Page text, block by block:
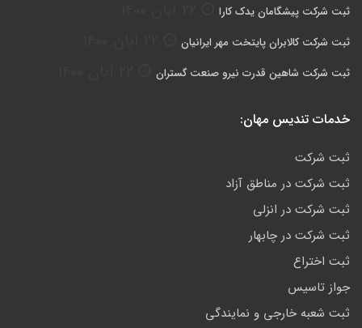
ثبت شرکت پیشگامان یدک کارا
ثبت شرکت کالابران پایتخت مهر ایرانیان
ثبت شرکت شاهین قدرت نیرو صنعت گستران
خدمات تندیس مهان:
ثبت شرکت
ثبت شرکت در مناطق آزاد
ثبت شرکت در انزلی
ثبت شرکت در چابهار
ثبت اختراع
جواز تاسیس
ثبت شعبه خارجی و نمایندگی